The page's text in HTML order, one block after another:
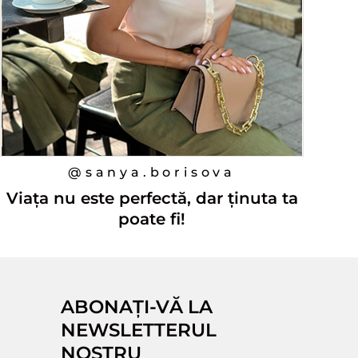
@sanya.borisova
Viața nu este perfectă, dar ținuta ta
poate fi!
ABONAȚI-VĂ LA
NEWSLETTERUL
NOSTRU